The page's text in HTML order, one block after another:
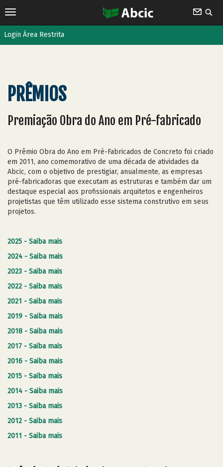
Login Área Restrita
PRÊMIOS
Premiação Obra do Ano em Pré-fabricado
O Prêmio Obra do Ano em Pré-Fabricados de Concreto foi criado
em 2011, ano comemorativo de uma década de atividades da
Abcic, com o objetivo de prestigiar, anualmente, as empresas
pré-fabricadoras que executam as estruturas e também dar um
destaque especial aos profissionais arquitetos e engenheiros
projetistas que têm utilizado esse sistema construtivo em seus
projetos.
2025 - Saiba mais
2024 - Saiba mais
2023 - Saiba mais
2022 - Saiba mais
2021 - Saiba mais
2019 - Saiba mais
2018 - Saiba mais
2017 - Saiba mais
2016 - Saiba mais
2015 - Saiba mais
2014 - Saiba mais
2013 - Saiba mais
2012 - Saiba mais
2011 - Saiba mais